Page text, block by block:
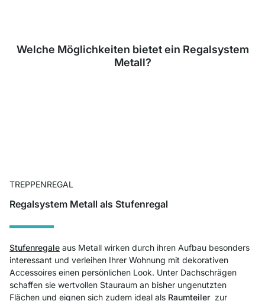
Welche Möglichkeiten bietet ein Regalsystem
Metall?
TREPPENREGAL
Regalsystem Metall als Stufenregal
Stufenregale aus Metall wirken durch ihren Aufbau besonders
interessant und verleihen Ihrer Wohnung mit dekorativen
Accessoires einen persönlichen Look. Unter Dachschrägen
schaffen sie wertvollen Stauraum an bisher ungenutzten
Flächen und eignen sich zudem ideal als Raumteiler zur